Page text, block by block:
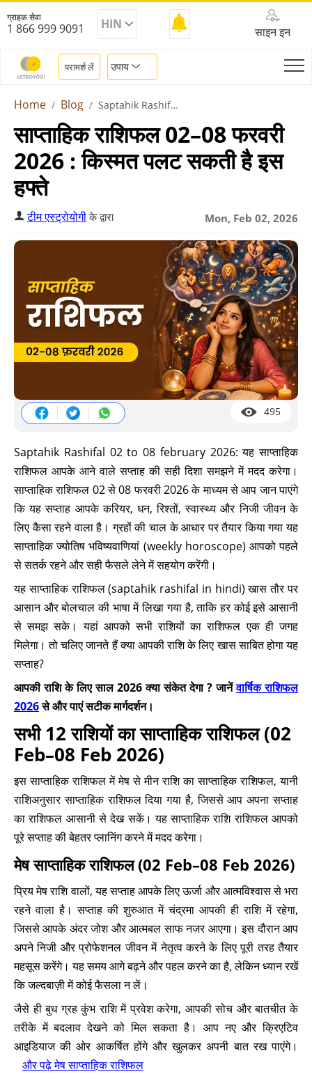
ग्राहक सेवा
1 866 999 9091 HIN
साइन इन
परामर्श लें उपाय
Home Blog Saptahik Rashifal 2 Feb To 8 Feb 2026
साप्ताहिक राशिफल 02–08 फरवरी
2026 : किस्मत पलट सकती है इस
हफ्ते
Mon, Feb 02, 2026
टीम एस्ट्रोयोगीके द्वारा
495
Saptahik Rashifal 02 to 08 february 2026: यह साप्ताहिक
राशिफल आपके आने वाले सप्ताह की सही दिशा समझने में मदद करेगा।
साप्ताहिक राशिफल 02 से 08 फरवरी 2026 के माध्यम से आप जान पाएंगे
कि यह सप्ताह आपके करियर, धन, रिश्तों, स्वास्थ्य और निजी जीवन के
लिए कैसा रहने वाला है। ग्रहों की चाल के आधार पर तैयार किया गया यह
साप्ताहिक ज्योतिष भविष्यवाणियां (weekly horoscope) आपको पहले
से सतर्क रहने और सही फैसले लेने में सहयोग करेंगी।
यह साप्ताहिक राशिफल (saptahik rashifal in hindi) खास तौर पर
आसान और बोलचाल की भाषा में लिखा गया है, ताकि हर कोई इसे आसानी
से समझ सके। यहां आपको सभी राशियों का राशिफल एक ही जगह
मिलेगा। तो चलिए जानते हैं क्या आपकी राशि के लिए खास साबित होगा यह
सप्ताह?
आपकी राशि के लिए साल 2026 क्या संकेत देगा ? जानेंवार्षिक राशिफल
2026से और पाएं सटीक मार्गदर्शन।
सभी 12 राशियों का साप्ताहिक राशिफल (02
Feb–08 Feb 2026)
इस साप्ताहिक राशिफल में मेष से मीन राशि का साप्ताहिक राशिफल, यानी
राशिअनुसार साप्ताहिक राशिफल दिया गया है, जिससे आप अपना सप्ताह
का राशिफल आसानी से देख सकें। यह साप्ताहिक राशि राशिफल आपको
पूरे सप्ताह की बेहतर प्लानिंग करने में मदद करेगा।
मेष साप्ताहिक राशिफल (02 Feb–08 Feb 2026)
प्रिय मेष राशि वालों, यह सप्ताह आपके लिए ऊर्जा और आत्मविश्वास से भरा
रहने वाला है। सप्ताह की शुरुआत में चंद्रमा आपकी ही राशि में रहेगा,
जिससे आपके अंदर जोश और आत्मबल साफ नजर आएगा। इस दौरान आप
अपने निजी और प्रोफेशनल जीवन में नेतृत्व करने के लिए पूरी तरह तैयार
महसूस करेंगे। यह समय आगे बढ़ने और पहल करने का है, लेकिन ध्यान रखें
कि जल्दबाज़ी में कोई फैसला न लें।
जैसे ही बुध ग्रह कुंभ राशि में प्रवेश करेगा, आपकी सोच और बातचीत के
तरीके में बदलाव देखने को मिल सकता है। आप नए और क्रिएटिव
आइडियाज की ओर आकर्षित होंगे और खुलकर अपनी बात रख पाएंगे।
और पढ़े मेष साप्ताहिक राशिफल